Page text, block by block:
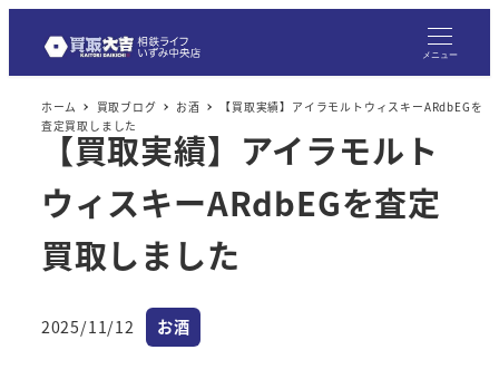
メニュー
ホーム 買取ブログ お酒
【買取実績】アイラモルトウィスキーARdbEGを
査定買取しました
【買取実績】アイラモルト
ウィスキーARdbEGを査定
買取しました
投稿日
2025/11/12 カテゴリー
お酒